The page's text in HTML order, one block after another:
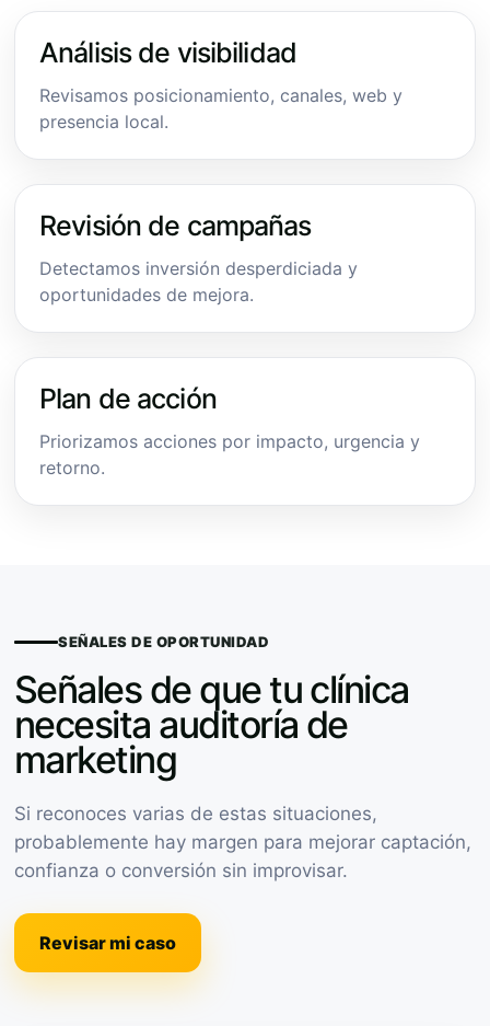
Análisis de visibilidad
Revisamos posicionamiento, canales, web y
presencia local.
Revisión de campañas
Detectamos inversión desperdiciada y
oportunidades de mejora.
Plan de acción
Priorizamos acciones por impacto, urgencia y
retorno.
SEÑALES DE OPORTUNIDAD
Señales de que tu clínica
necesita auditoría de
marketing
Si reconoces varias de estas situaciones,
probablemente hay margen para mejorar captación,
confianza o conversión sin improvisar.
Revisar mi caso